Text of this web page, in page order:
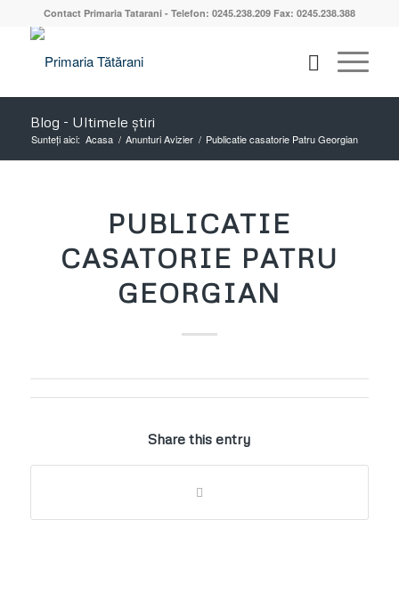
Contact Primaria Tatarani - Telefon: 0245.238.209 Fax: 0245.238.388
Blog - Ultimele știri
Sunteți aici: Acasa / Anunturi Avizier / Publicatie casatorie Patru Georgian
PUBLICATIE
CASATORIE PATRU
GEORGIAN
Share this entry